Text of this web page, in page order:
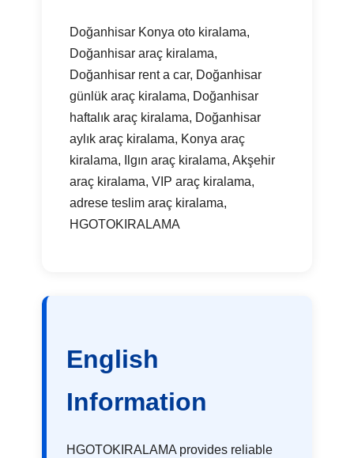
Doğanhisar Konya oto kiralama,
Doğanhisar araç kiralama,
Doğanhisar rent a car, Doğanhisar
günlük araç kiralama, Doğanhisar
haftalık araç kiralama, Doğanhisar
aylık araç kiralama, Konya araç
kiralama, Ilgın araç kiralama, Akşehir
araç kiralama, VIP araç kiralama,
adrese teslim araç kiralama,
HGOTOKIRALAMA
English
Information
HGOTOKIRALAMA provides reliable